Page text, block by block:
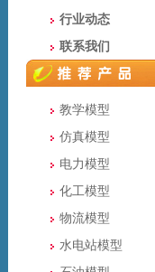
行业动态
联系我们
教学模型
仿真模型
电力模型
化工模型
物流模型
水电站模型